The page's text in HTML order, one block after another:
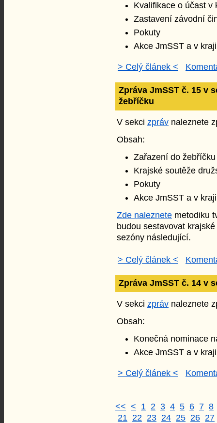
Kvalifikace o účast v
Zastavení závodní
Pokuty
Akce JmSST a v kraji
> Celý článek <
Zpráva JmSST č. 15 v
žebříčku
V sekci zpráv naleznete
Obsah:
Zařazení do
Krajské soutěže
Pokuty
Akce JmSST a v kraji
Zde naleznete metodiku
budou sestavovat
sezóny následující.
> Celý článek <
Zpráva JmSST č. 14 v
V sekci zpráv naleznete
Obsah:
Konečná nominace
Akce JmSST a v kraji
> Celý článek <
<< < 1 2 3 4 5 6 7 8
21 22 23 24 25 26 27